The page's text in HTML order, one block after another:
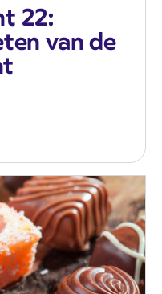
22:
van de